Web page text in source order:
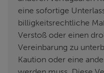
eine sofortige
billigkeitsrechtliche
Verstoß oder einen
Vereinbarung zu
Kaution oder eine